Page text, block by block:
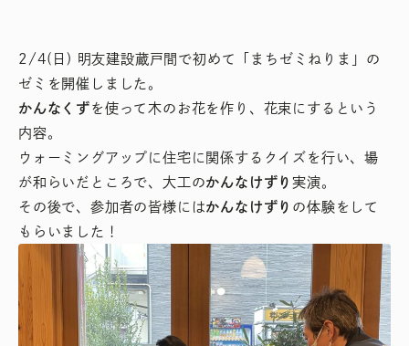
2/4(日) 明友建設蔵戸間で初めて「まちゼミねりま」の
ゼミを開催しました。
かんなくず を使って木のお花を作り、花束にするという
内容。
ウォーミングアップに住宅に関係するクイズを行い、場
が和らいだところで、大工のかんなけずり実演。
その後で、参加者の皆様にはかんなけずり の体験をして
もらいました！